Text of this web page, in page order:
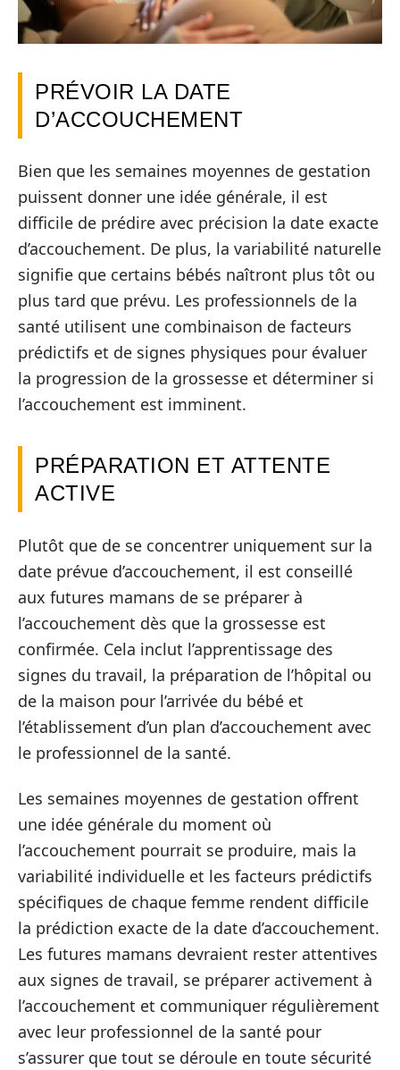
PRÉVOIR LA DATE
D’ACCOUCHEMENT
Bien que les semaines moyennes de gestation
puissent donner une idée générale, il est
difficile de prédire avec précision la date exacte
d’accouchement. De plus, la variabilité naturelle
signifie que certains bébés naîtront plus tôt ou
plus tard que prévu. Les professionnels de la
santé utilisent une combinaison de facteurs
prédictifs et de signes physiques pour évaluer
la progression de la grossesse et déterminer si
l’accouchement est imminent.
PRÉPARATION ET ATTENTE
ACTIVE
Plutôt que de se concentrer uniquement sur la
date prévue d’accouchement, il est conseillé
aux futures mamans de se préparer à
l’accouchement dès que la grossesse est
confirmée. Cela inclut l’apprentissage des
signes du travail, la préparation de l’hôpital ou
de la maison pour l’arrivée du bébé et
l’établissement d’un plan d’accouchement avec
le professionnel de la santé.
Les semaines moyennes de gestation offrent
une idée générale du moment où
l’accouchement pourrait se produire, mais la
variabilité individuelle et les facteurs prédictifs
spécifiques de chaque femme rendent difficile
la prédiction exacte de la date d’accouchement.
Les futures mamans devraient rester attentives
aux signes de travail, se préparer activement à
l’accouchement et communiquer régulièrement
avec leur professionnel de la santé pour
s’assurer que tout se déroule en toute sécurité